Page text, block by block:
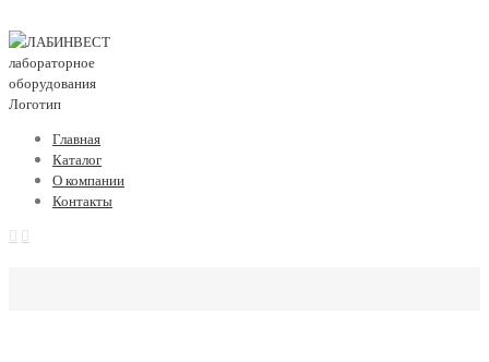
Главная
Каталог
О компании
Контакты